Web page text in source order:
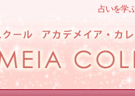
占いを学